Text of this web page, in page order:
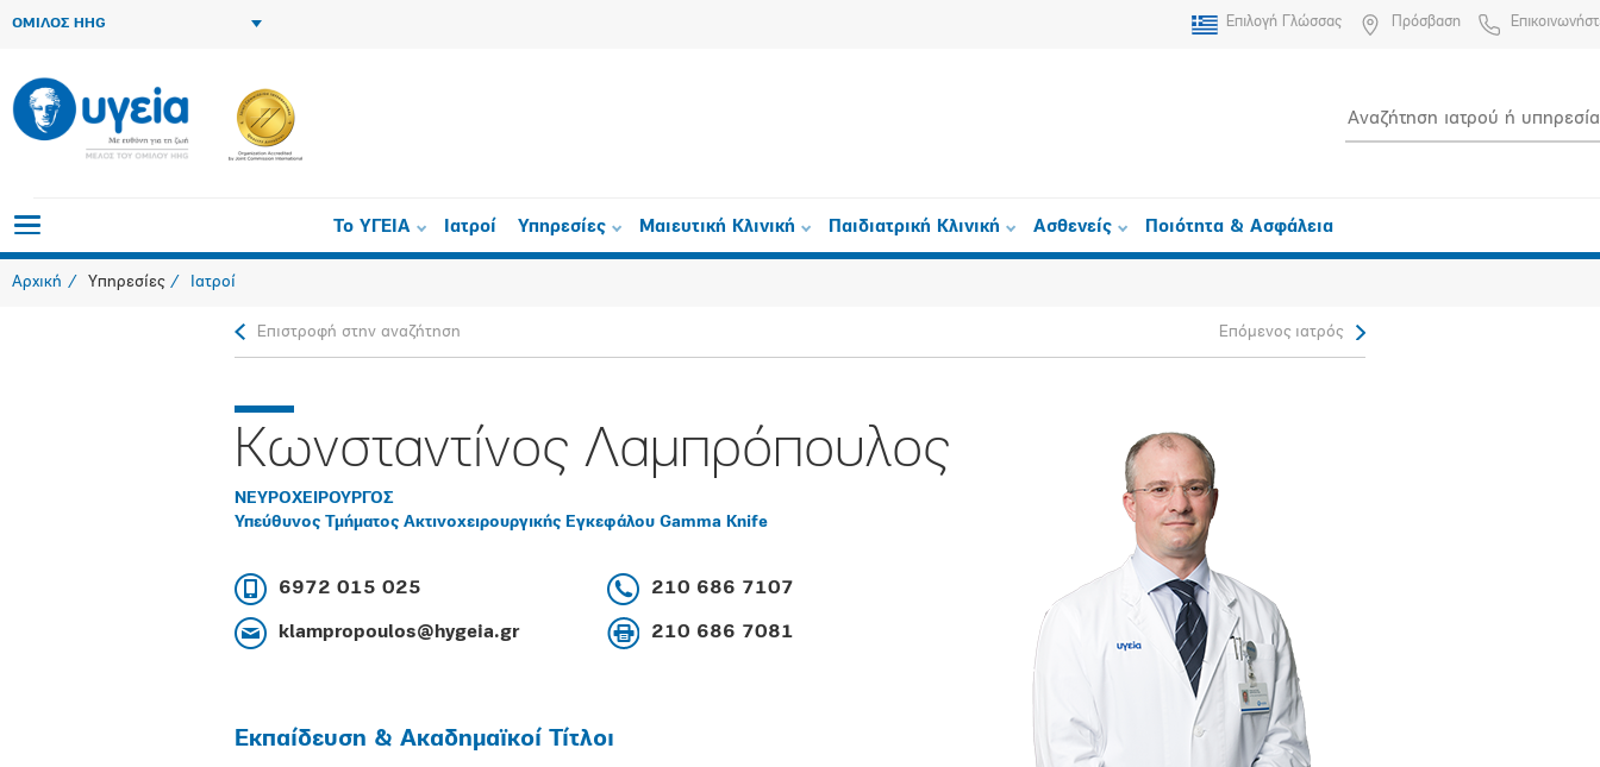
ΟΜΙΛΟΣ HHG Επιλογή Γλώσσας Πρόσβαση
Το ΥΓΕΙΑ Ιατροί Υπηρεσίες Μαιευτική Κλινική Παιδιατρική Κλινική Ασθενείς Ποιότητα & Ασφάλεια
Αρχική Υπηρεσίες Ιατροί
Επιστροφή στην αναζήτηση Επόμενος ιατρός
Κωνσταντίνος Λαμπρόπουλος
ΝΕΥΡΟΧΕΙΡΟΥΡΓΟΣ
Υπεύθυνος Τμήματος Ακτινοχειρουργικής Εγκεφάλου Gamma Knife
6972 015 025 210 686 7107
klampropoulos@hygeia.gr 210 686 7081
Εκπαίδευση & Ακαδημαϊκοί Τίτλοι